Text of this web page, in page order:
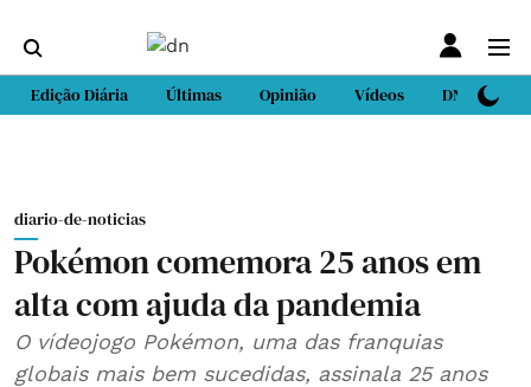
Edição Diária Últimas Opinião Vídeos DN Sport
diario-de-noticias
Pokémon comemora 25 anos em
alta com ajuda da pandemia
O vídeojogo Pokémon, uma das franquias
globais mais bem sucedidas, assinala 25 anos